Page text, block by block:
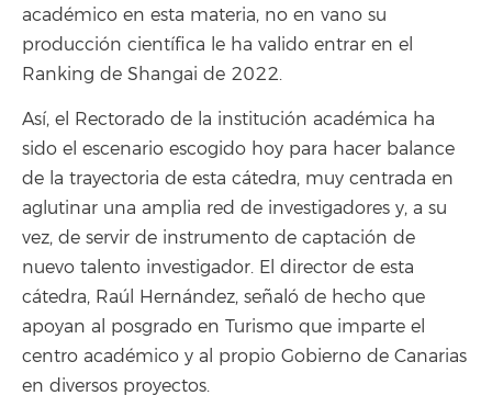
académico en esta materia, no en vano su
producción científica le ha valido entrar en el
Ranking de Shangai de 2022.
Así, el Rectorado de la institución académica ha
sido el escenario escogido hoy para hacer balance
de la trayectoria de esta cátedra, muy centrada en
aglutinar una amplia red de investigadores y, a su
vez, de servir de instrumento de captación de
nuevo talento investigador. El director de esta
cátedra, Raúl Hernández, señaló de hecho que
apoyan al posgrado en Turismo que imparte el
centro académico y al propio Gobierno de Canarias
en diversos proyectos.